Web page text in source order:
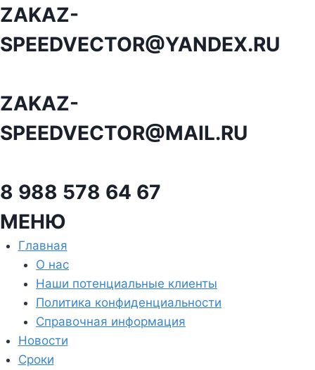
Перейти
содержанию
ZAKAZ-
SPEEDVECTOR@YANDEX.RU
ZAKAZ-
SPEEDVECTOR@MAIL.RU
8 988 578 64 67
МЕНЮ
Главная
О нас
Наши потенциальные клиенты
Политика конфиденциальности
Справочная информация
Новости
Сроки